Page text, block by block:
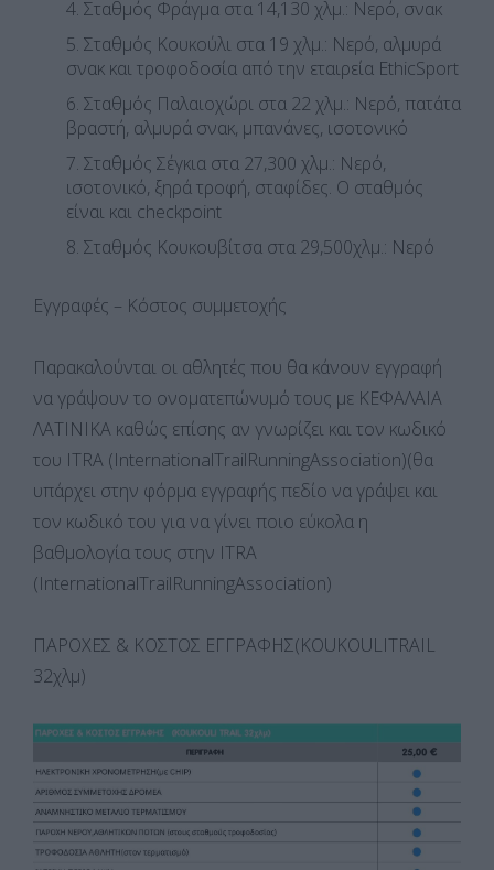
Σταθμός Φράγμα στα 14,130 χλμ.: Νερό, σνακ
Σταθμός Κουκούλι στα 19 χλμ.: Νερό, αλμυρά
σνακ και τροφοδοσία από την εταιρεία EthicSport
Σταθμός Παλαιοχώρι στα 22 χλμ.: Νερό, πατάτα
βραστή, αλμυρά σνακ, μπανάνες, ισοτονικό
Σταθμός Σέγκια στα 27,300 χλμ.: Νερό,
ισοτονικό, ξηρά τροφή, σταφίδες. Ο σταθμός
είναι και checkpoint
Σταθμός Κουκουβίτσα στα 29,500χλμ.: Νερό
Εγγραφές – Κόστος συμμετοχής
Παρακαλούνται οι αθλητές που θα κάνουν εγγραφή
να γράψουν το ονοματεπώνυμό τους με ΚΕΦΑΛΑΙΑ
ΛΑΤΙΝΙΚΑ καθώς επίσης αν γνωρίζει και τον κωδικό
του ITRA (InternationalTrailRunningAssociation)(θα
υπάρχει στην φόρμα εγγραφής πεδίο να γράψει και
τον κωδικό του για να γίνει ποιο εύκολα η
βαθμολογία τους στην ITRA
(InternationalTrailRunningAssociation)
ΠΑΡΟΧΕΣ & ΚΟΣΤΟΣ ΕΓΓΡΑΦΗΣ(KOUKOULITRAIL
32χλμ)